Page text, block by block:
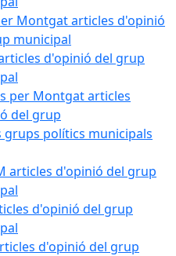
Montgat articles d'opinió
municipal
d'opinió del grup
per Montgat articles
del grup
grups polítics municipals
articles d'opinió del grup
d'opinió del grup
d'opinió del grup